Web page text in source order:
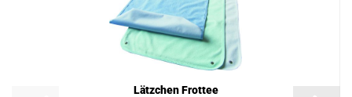
Lätzchen Frottee